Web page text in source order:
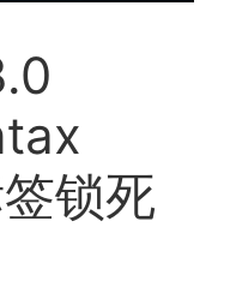
锁死